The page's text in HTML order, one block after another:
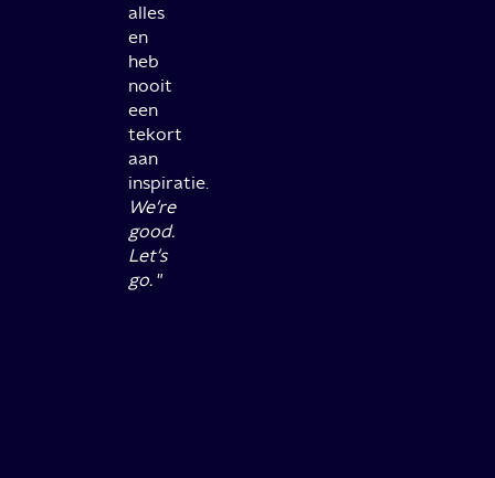
alles
en
heb
nooit
een
tekort
aan
inspiratie.
We're
good.
Let's
go. "